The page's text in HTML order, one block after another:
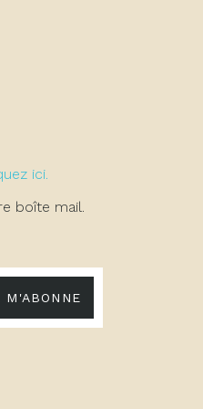
ici.
boîte mail.
M'ABONNE